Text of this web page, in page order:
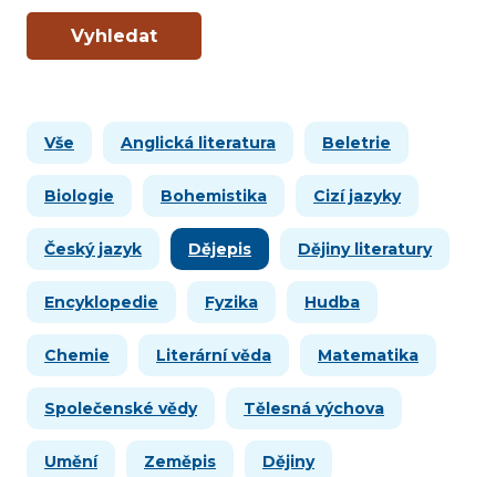
Vyhledat
Vše Anglická literatura Beletrie
Biologie Bohemistika Cizí jazyky
Český jazyk Dějepis Dějiny literatury
Encyklopedie Fyzika Hudba
Chemie Literární věda Matematika
Společenské vědy Tělesná výchova
Umění Zeměpis Dějiny